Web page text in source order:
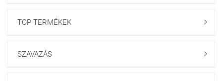
TOP TERMÉKEK 
SZAVAZÁS 